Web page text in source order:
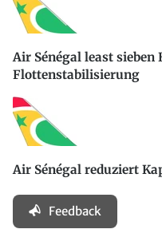
Air Sénégal least sieben
Flottenstabilisierung
Air Sénégal reduziert
Feedback